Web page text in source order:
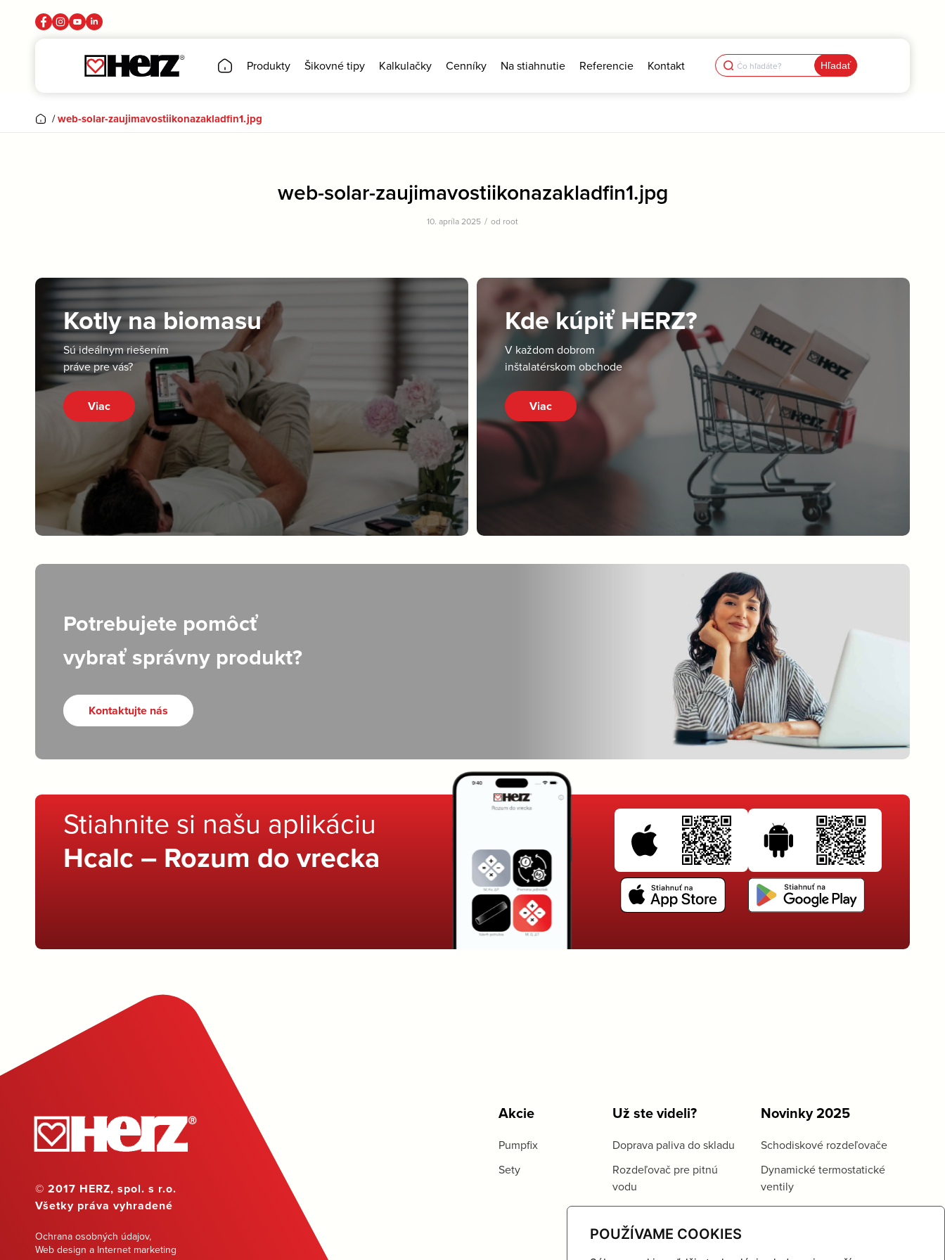
POUŽÍVAME COOKIES
Produkty Šikovné tipy Kalkulačky Cenníky Na stiahnutie Referencie Kontakt Search
for:
/web-solar-zaujimavostiikonazakladfin1.jpg
web-solar-zaujimavostiikonazakladfin1.jpg
10. apríla 2025 / od root
Kotly na biomasu
Sú ideálnym riešením
práve pre vás?
Viac
Kde kúpiť HERZ?
V každom dobrom
inštalatérskom obchode
Viac
Potrebujete pomôcť
vybrať správny produkt?
Kontaktujte nás
Stiahnite si našu aplikáciu
Hcalc – Rozum do vrecka
© 2017 HERZ, spol. s r.o.
Všetky práva vyhradené
Ochrana osobných údajov,
Web design a Internet marketing
Akcie
Pumpfix
Sety
Už ste videli?
Doprava paliva do skladu
Rozdeľovač pre pitnú
vodu
Novinky 2025
Schodiskové rozdeľovače
Dynamické termostatické
ventily